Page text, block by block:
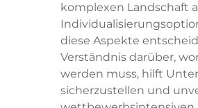
komplexen Landschaft
diese Aspekte
Verständnis darüber,
werden muss, hilft
sicherzustellen und